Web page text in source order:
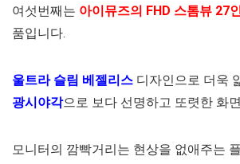
여섯번째는 아이뮤즈의 FHD 스톰뷰 27
품입니다.
울트라 슬림 베젤리스 디자인으로 더욱
광시야각으로 보다 선명하고 또렷한 화
모니터의 깜빡거리는 현상을 없애주는